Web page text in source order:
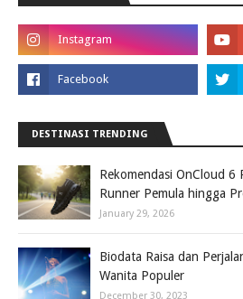
DESTINASI TRENDING
Rekomendasi OnCloud 6
Runner Pemula hingga
January 29, 2026
Biodata Raisa dan
Wanita Populer
December 30, 2023